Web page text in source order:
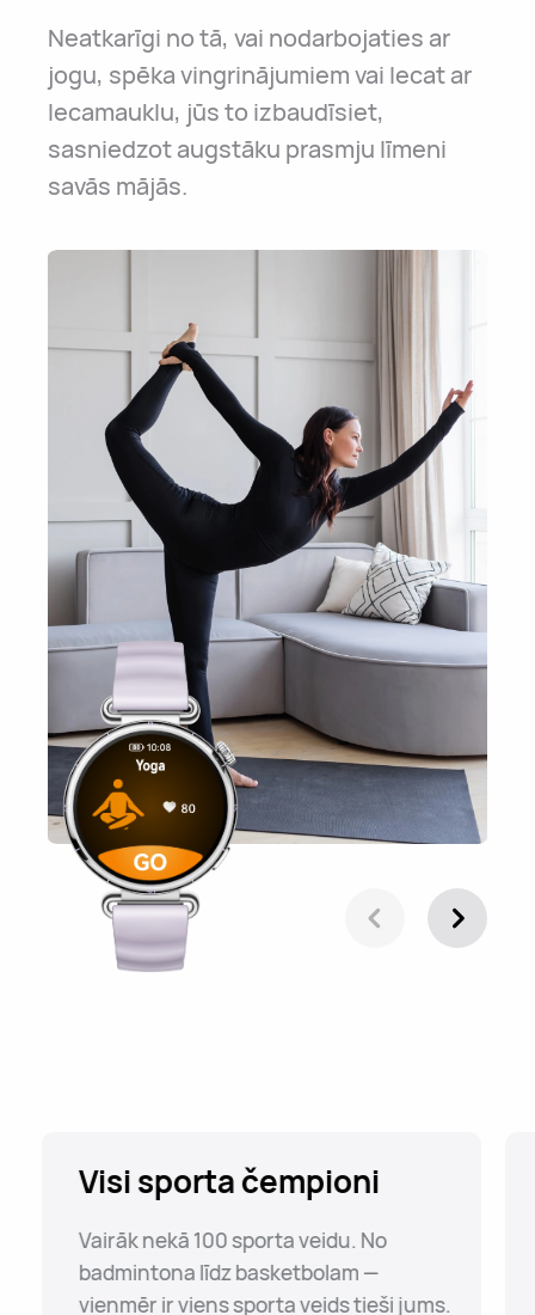
Neatkarīgi no tā, vai nodarbojaties ar
jogu, spēka vingrinājumiem vai lecat ar
lecamauklu, jūs to izbaudīsiet,
sasniedzot augstāku prasmju līmeni
savās mājās.
Visi sporta čempioni
Vairāk nekā 100 sporta veidu. No
badmintona līdz basketbolam —
vienmēr ir viens sporta veids tieši jums.